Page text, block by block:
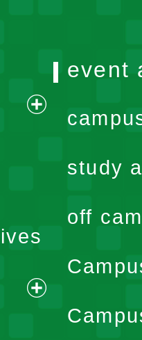
expand
menu
expand
event
study
off